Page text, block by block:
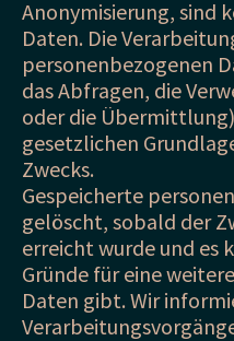
Anonymisierung, sind
Daten. Die
personenbezogenen
das Abfragen, die
oder die
gesetzlichen
Zwecks.
Gespeicherte
gelöscht, sobald der
erreicht wurde und es
Gründe für eine
Daten gibt. Wir